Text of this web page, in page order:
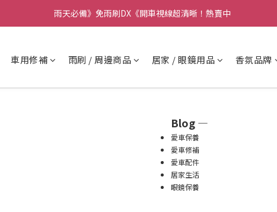
【重要】本公司不會在假日、非上班時段以電話連絡，若有疑慮請聯絡我們
雨天必備》免雨刷DX《開車視線超清晰！熱賣中
車用修補 雨刷 / 周邊商品 居家 / 眼鏡用品 香氛品牌
Blog —
愛車保養
愛車修補
愛車配件
居家生活
眼鏡保養